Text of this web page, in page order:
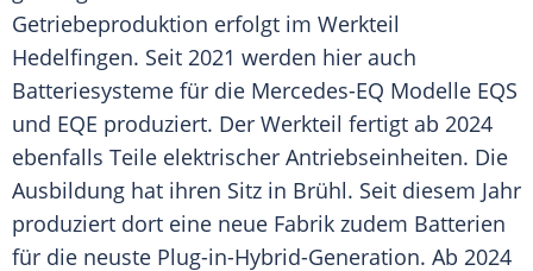
Getriebeproduktion erfolgt im Werkteil
Hedelfingen. Seit 2021 werden hier auch
Batteriesysteme für die Mercedes-EQ Modelle EQS
und EQE produziert. Der Werkteil fertigt ab 2024
ebenfalls Teile elektrischer Antriebseinheiten. Die
Ausbildung hat ihren Sitz in Brühl. Seit diesem Jahr
produziert dort eine neue Fabrik zudem Batterien
für die neuste Plug-in-Hybrid-Generation. Ab 2024